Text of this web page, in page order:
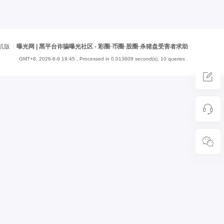
版 曝光网 | 黑平台诈骗曝光社区 - 彩圈·币圈·股圈·杀猪盘受害者求助
GMT+8, 2026-8-9 19:45 , Processed in 0.013808 second(s), 10 queries .